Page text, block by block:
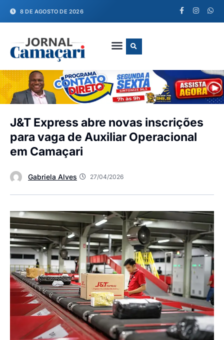
8 DE AGOSTO DE 2026
J&T Express abre novas inscrições
para vaga de Auxiliar Operacional
em Camaçari
Gabriela Alves 27/04/2026